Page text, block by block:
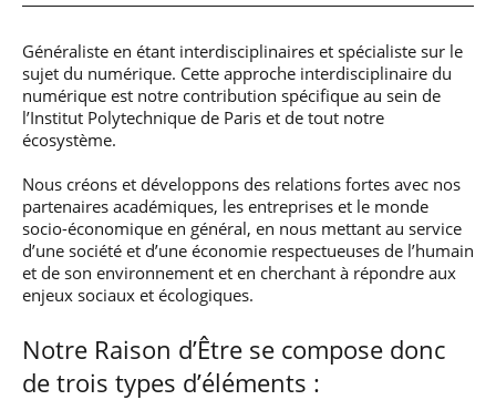
Généraliste en étant interdisciplinaires et spécialiste sur le
sujet du numérique. Cette approche interdisciplinaire du
numérique est notre contribution spécifique au sein de
l’Institut Polytechnique de Paris et de tout notre
écosystème.
Nous créons et développons des relations fortes avec nos
partenaires académiques, les entreprises et le monde
socio-économique en général, en nous mettant au service
d’une société et d’une économie respectueuses de l’humain
et de son environnement et en cherchant à répondre aux
enjeux sociaux et écologiques.
Notre Raison d’Être se compose donc
de trois types d’éléments :